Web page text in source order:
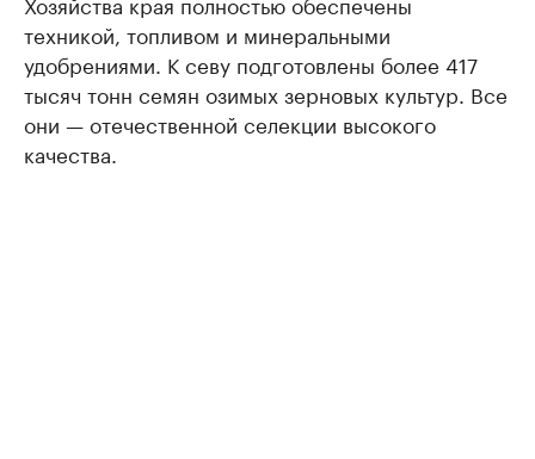
техникой, топливом и минеральными
удобрениями. К севу подготовлены более 417
тысяч тонн семян озимых зерновых культур. Все
они — отечественной селекции высокого
качества.